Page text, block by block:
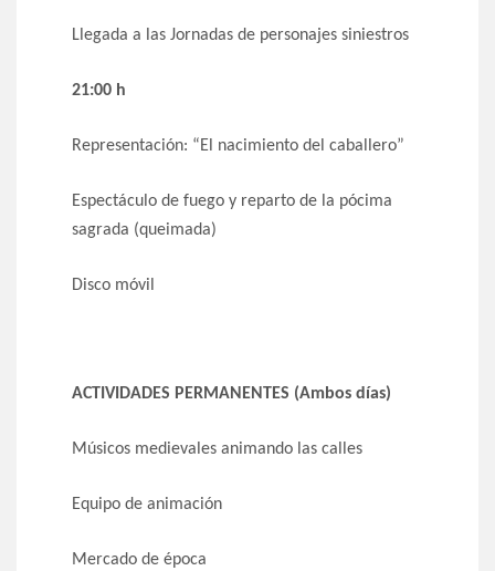
Llegada a las Jornadas de personajes siniestros
21:00 h
Representación: “El nacimiento del caballero”
Espectáculo de fuego y reparto de la pócima
sagrada (queimada)
Disco móvil
ACTIVIDADES PERMANENTES (Ambos días)
Músicos medievales animando las calles
Equipo de animación
Mercado de época